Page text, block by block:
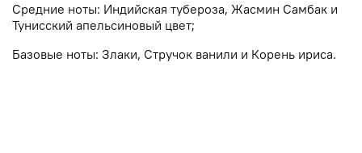
Средние ноты: Индийская тубероза, Жасмин Самбак и
Тунисский апельсиновый цвет;
Базовые ноты: Злаки, Стручок ванили и Корень ириса.